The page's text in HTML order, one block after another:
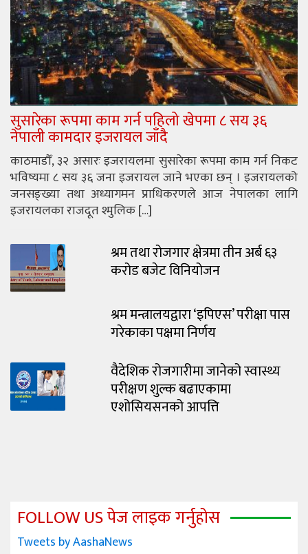
सुसारेका रूपमा काम गर्न पहिलो खेपमा ८ सय ३६
नेपाली कामदार इजरायल जाँदै
काठमाडौँ, ३२ असारः इजरायलमा सुसारेका रूपमा काम गर्न निकट
भविष्यमा ८ सय ३६ जना इजरायल जाने भएका छन् । इजरायलको
जनसङ्ख्या तथा अध्यागमन प्राधिकरणले आज नेपालका लागि
इजरायलका राजदूत श्मुलिक […]
श्रम तथा रोजगार क्षेत्रमा तीन अर्ब ६३
करोड बजेट विनियोजन
श्रम मन्त्रालयद्वारा ‘इपिएस’ परीक्षा पास
गरेकाका पक्षमा निर्णय
वैदेशिक रोजगारीमा जानेको स्वास्थ्य
परीक्षण शुल्क बढाएकामा
एशोसियसनको आपत्ति
FOLLOW US पेज लाइक गर्नुहोस
Tweets by AashaNews